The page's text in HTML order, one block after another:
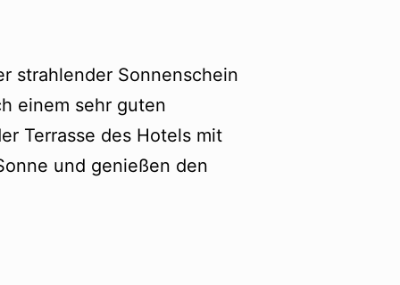
strahlender Sonnenschein
einem sehr guten
Terrasse des Hotels mit
und genießen den